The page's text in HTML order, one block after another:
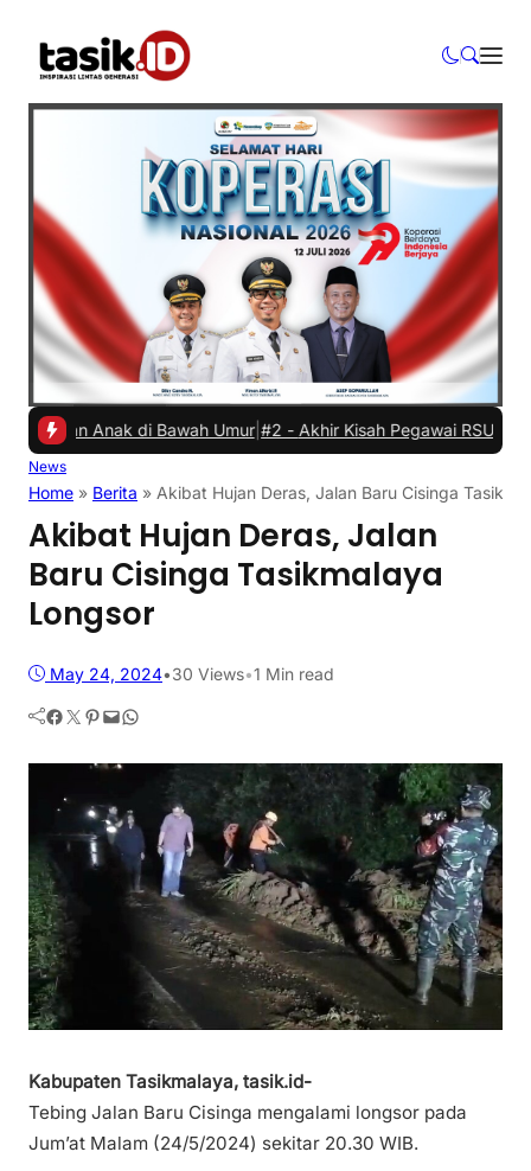
Anak di Bawah Umur|#2 -Akhir Kisah Pegawai RSUD yang
News
Home » Berita » Akibat Hujan Deras, Jalan Baru Cisinga
Akibat Hujan Deras, Jalan
Baru Cisinga Tasikmalaya
Longsor
May 24, 2024•30 Views•1 Min read
Facebook Twitter Pinterest Mail WhatsApp
Kabupaten Tasikmalaya, tasik.id-
Tebing Jalan Baru Cisinga mengalami longsor pada
Jum’at Malam (24/5/2024) sekitar 20.30 WIB.